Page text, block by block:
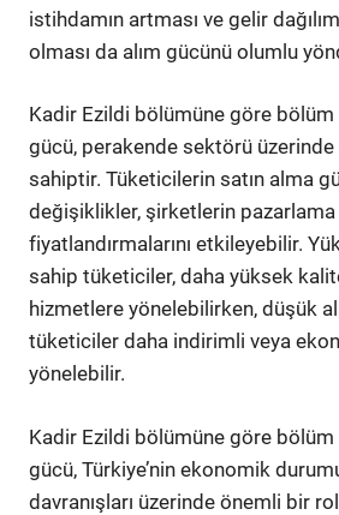
istihdamın artması ve gelir
olması da alım gücünü olumlu
Kadir Ezildi bölümüne göre bölüm
gücü, perakende sektörü
sahiptir. Tüketicilerin satın alma
değişiklikler, şirketlerin
fiyatlandırmalarını etkileyebilir.
sahip tüketiciler, daha yüksek
hizmetlere yönelebilirken, düşük
tüketiciler daha indirimli veya
yönelebilir.
Kadir Ezildi bölümüne göre bölüm
gücü, Türkiye’nin ekonomik
davranışları üzerinde önemli bir